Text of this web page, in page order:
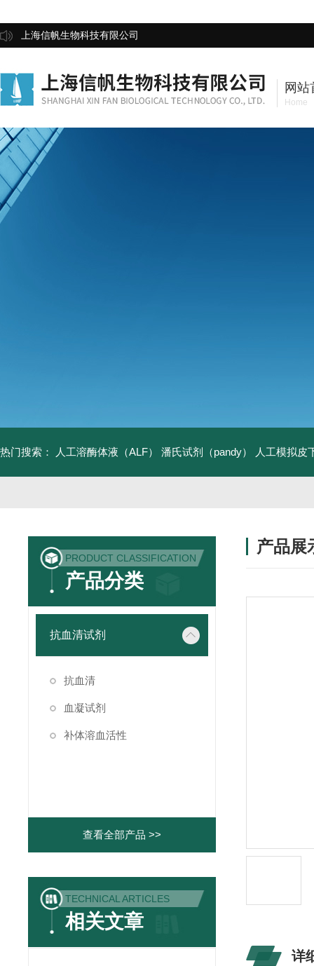
上海信帆生物科技有限公司
网站
Home
热门搜索： 人工溶酶体液（ALF） 潘氏试剂（pandy） 人工模拟皮
PRODUCT CLASSIFICATION
产品分类
抗血清试剂
抗血清
血凝试剂
补体溶血活性
查看全部产品 >>
TECHNICAL ARTICLES
相关文章
产品展
详